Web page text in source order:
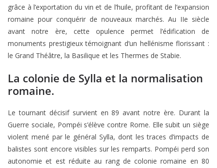
grâce à l’exportation du vin et de l’huile, profitant de l’expansion
romaine pour conquérir de nouveaux marchés. Au IIe siècle
avant notre ère, cette opulence permet l’édification de
monuments prestigieux témoignant d’un hellénisme florissant :
le Grand Théâtre, la Basilique et les Thermes de Stabie.
La colonie de Sylla et la normalisation
romaine.
Le tournant décisif survient en 89 avant notre ère. Durant la
Guerre sociale, Pompéi s’élève contre Rome. Elle subit un siège
violent mené par le général Sylla, dont les traces d’impacts de
balistes sont encore visibles sur les remparts. Pompéi perd son
autonomie et est réduite au rang de colonie romaine en 80